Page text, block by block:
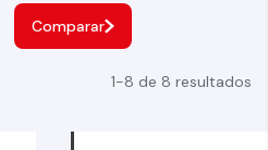
Comparar
1-8 de 8 resultados